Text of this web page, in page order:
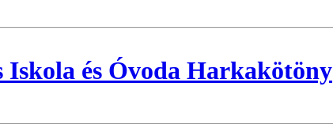
és Óvoda Harkakötöny